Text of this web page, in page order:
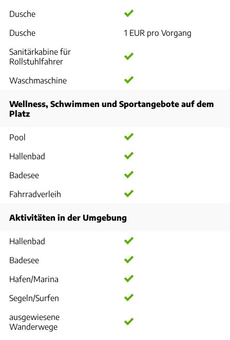
Dusche
Dusche
1 EUR pro Vorgang
Sanitärkabine für
Rollstuhlfahrer
Waschmaschine
Wellness, Schwimmen und Sportangebote auf dem
Platz
Pool
Hallenbad
Badesee
Fahrradverleih
Aktivitäten in der Umgebung
Hallenbad
Badesee
Hafen/Marina
Segeln/Surfen
ausgewiesene
Wanderwege